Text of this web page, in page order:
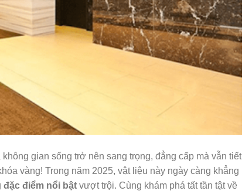
gian sống trở nên sang trọng, đẳng cấp mà vẫn tiết
vàng! Trong năm 2025, vật liệu này ngày càng khẳng
đặc điểm nổi bật vượt trội. Cùng khám phá tất tần tật về